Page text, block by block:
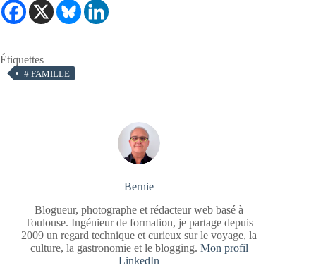
Étiquettes
# FAMILLE
Bernie
Blogueur, photographe et rédacteur web basé à
Toulouse. Ingénieur de formation, je partage depuis
2009 un regard technique et curieux sur le voyage, la
culture, la gastronomie et le blogging. Mon profil
LinkedIn